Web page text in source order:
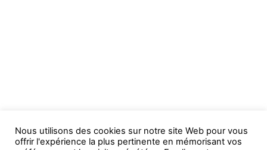
Nous utilisons des cookies sur notre site Web pour vous
offrir l'expérience la plus pertinente en mémorisant vos